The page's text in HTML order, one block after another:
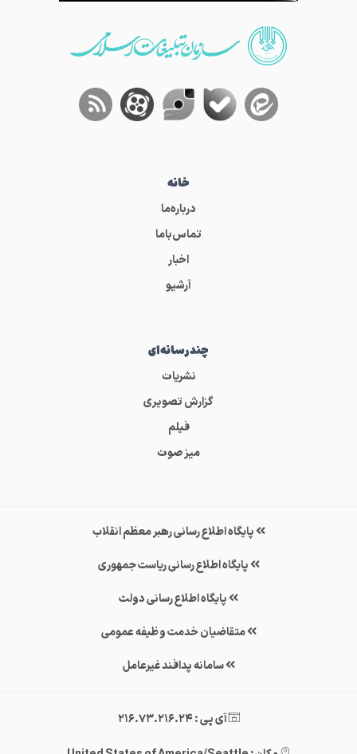
خانه
درباره‌ما
تماس‌باما
اخبار
آرشیو
چندرسانه‌ای
نشریات
گزارش تصویری
فیلم
میز صوت
پایگاه اطلاع رسانی رهبر معظم انقلاب
پایگاه اطلاع رسانی ریاست جمهوری
پایگاه اطلاع رسانی دولت
متقاضیان خدمت وظیفه عمومی
سامانه پدافند غیرعامل
آی پی : 216.73.216.24